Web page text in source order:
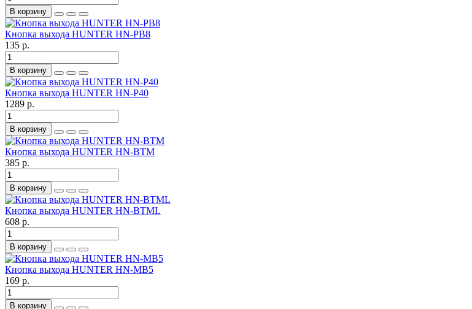
В корзину
Кнопка выхода HUNTER HN-PB8
135 р.
В корзину
Кнопка выхода HUNTER HN-P40
1289 р.
В корзину
Кнопка выхода HUNTER HN-BTM
385 р.
В корзину
Кнопка выхода HUNTER HN-BTML
608 р.
В корзину
Кнопка выхода HUNTER HN-MB5
169 р.
В корзину